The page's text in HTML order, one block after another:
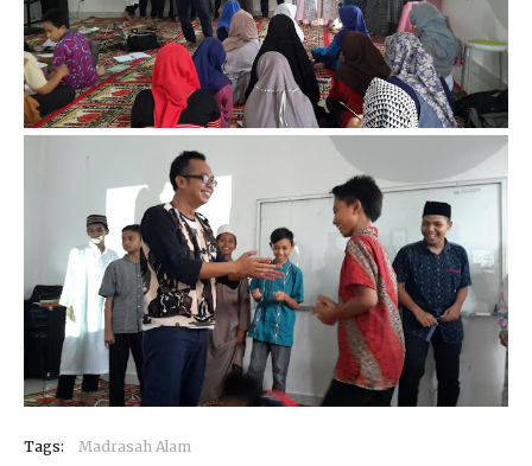
Tags: Madrasah Alam